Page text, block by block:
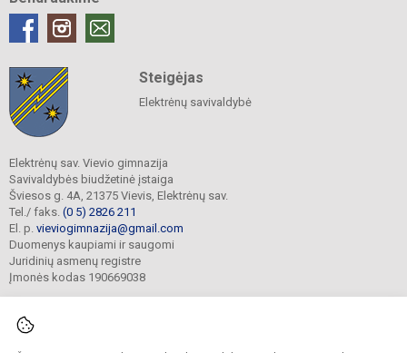
Steigėjas
Elektrėnų savivaldybė
Elektrėnų sav. Vievio gimnazija
Savivaldybės biudžetinė įstaiga
Šviesos g. 4A, 21375 Vievis, Elektrėnų sav.
Tel./ faks. (0 5) 2826 211
El. p. vieviogimnazija@gmail.com
Duomenys kaupiami ir saugomi
Juridinių asmenų registre
Įmonės kodas 190669038